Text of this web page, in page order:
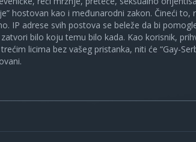
hostovan kao i međunarodni zakon. Čineći
IP adrese svih postova se beleže da bi
bilo koju temu bilo kada. Kao korisnik,
licima bez vašeg pristanka, niti će “Gay-